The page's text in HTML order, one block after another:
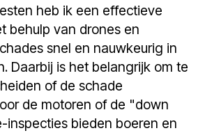
heb ik een effectieve
behulp van drones en
snel en nauwkeurig in
Daarbij is het belangrijk om te
of de schade
de motoren of de "down
inspecties bieden boeren en